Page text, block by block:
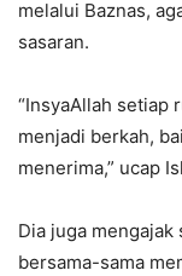
melalui Baznas,
sasaran.
“InsyaAllah setiap
menjadi berkah,
menerima,” ucap
Dia juga
bersama-sama